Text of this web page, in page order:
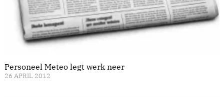
Personeel Meteo legt werk neer
26 APRIL 2012